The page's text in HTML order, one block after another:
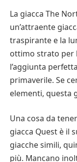
La giacca The
un’attraente
traspirante e la
ottimo strato per
l’aggiunta
primaverile. Se
elementi, questa
Una cosa da
giacca Quest è il
giacche simili,
più. Mancano